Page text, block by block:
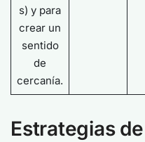
s) y para
crear un
sentido
de
cercanía.
Estrategias